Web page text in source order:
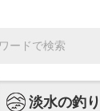
淡水の釣り